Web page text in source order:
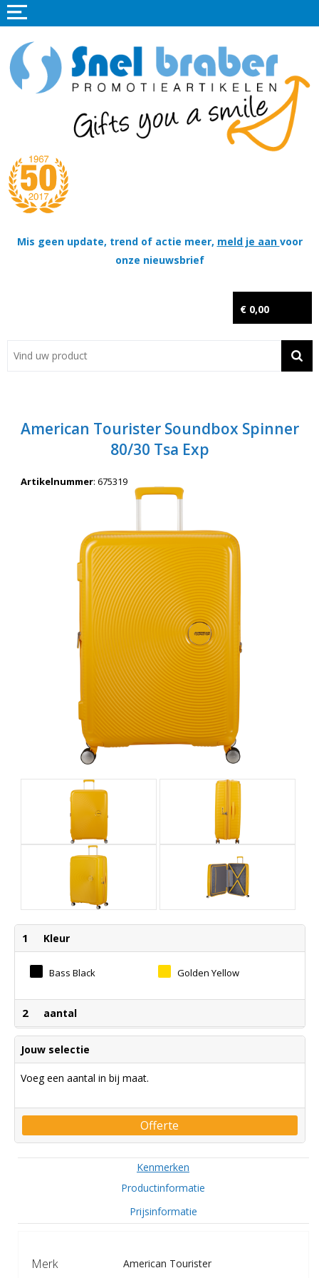
Mis geen update, trend of actie meer, meld je aan voor
onze nieuwsbrief
€ 0,00
Home
Promotieartikelen
Tassen
Thema's
Contact
Wil je snel een advies? Bel nu 053-7920045 of 06-55731304
American Tourister Soundbox Spinner
80/30 Tsa Exp
Artikelnummer: 675319
1 Kleur
Bass Black Golden Yellow
2 aantal
Jouw selectie
Voeg een aantal in bij maat.
Offerte
Kenmerken
Productinformatie
Prijsinformatie
Merk American Tourister